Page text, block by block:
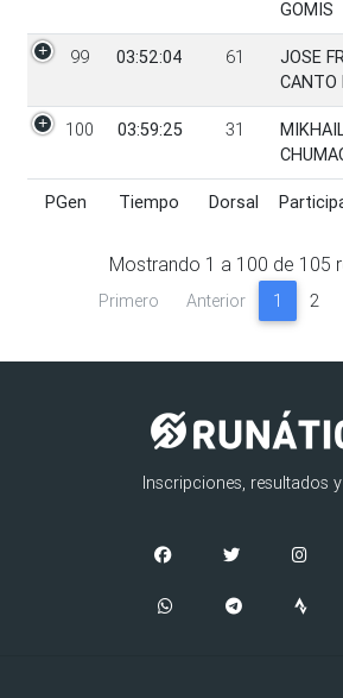
PGen Tiempo Dorsal
GOMIS
99 03:52:04 61
JOSE
CANTO
100 03:59:25 31
PGen Tiempo Dorsal
Mostrando 1 a 100 de 105
Primero Anterior 1 2
Inscripciones, resultados